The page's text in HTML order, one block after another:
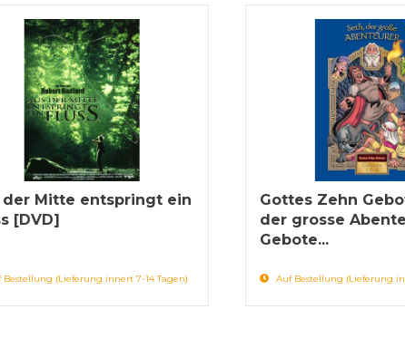
der Mitte entspringt ein
[DVD]
Bestellung (Lieferung innert 7-14 Tagen)
Gottes Zehn
der grosse
Gebote...
Auf Bestellung (Lieferung